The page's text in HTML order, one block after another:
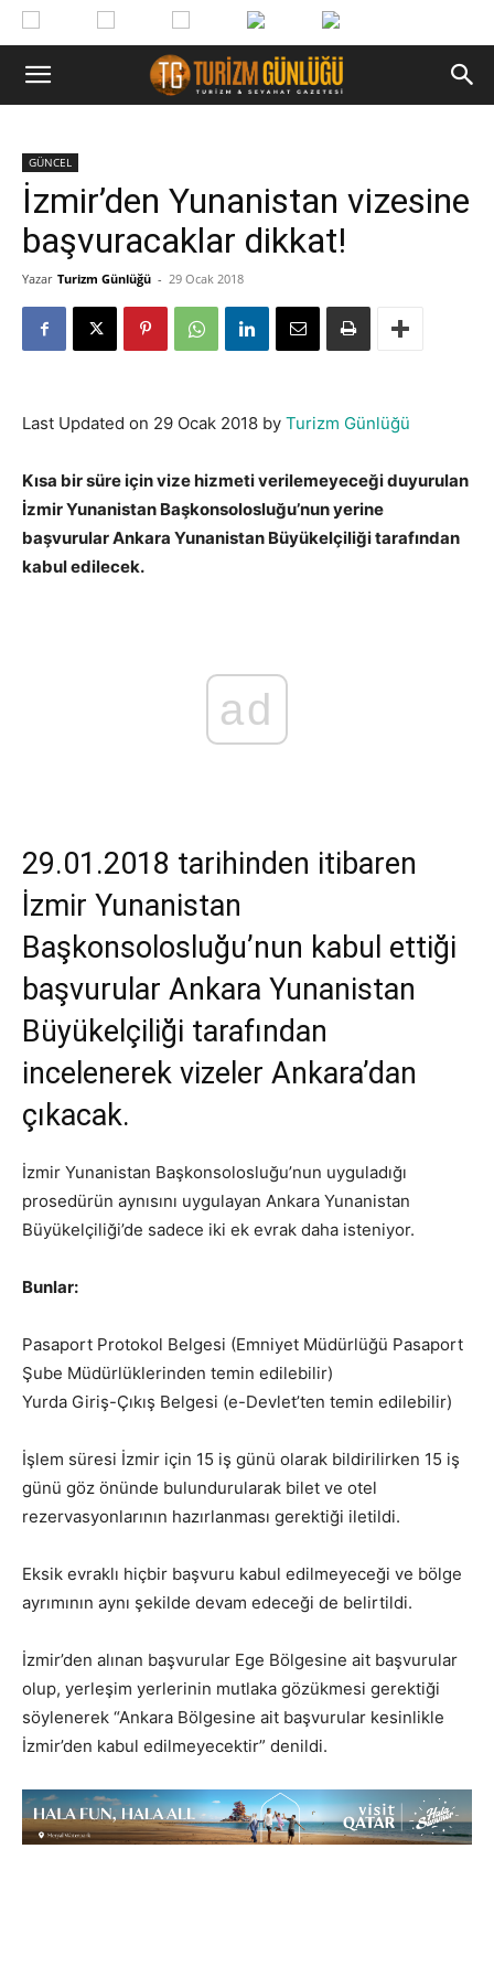
GÜNCEL
İzmir’den Yunanistan vizesine
başvuracaklar dikkat!
Yazar Turizm Günlüğü - 29 Ocak 2018
Last Updated on 29 Ocak 2018 by Turizm Günlüğü
Kısa bir süre için vize hizmeti verilemeyeceği duyurulan
İzmir Yunanistan Başkonsolosluğu’nun yerine
başvurular Ankara Yunanistan Büyükelçiliği tarafından
kabul edilecek.
ad
29.01.2018 tarihinden itibaren
İzmir Yunanistan
Başkonsolosluğu’nun kabul ettiği
başvurular Ankara Yunanistan
Büyükelçiliği tarafından
incelenerek vizeler Ankara’dan
çıkacak.
İzmir Yunanistan Başkonsolosluğu’nun uyguladığı
prosedürün aynısını uygulayan Ankara Yunanistan
Büyükelçiliği’de sadece iki ek evrak daha isteniyor.
Bunlar:
Pasaport Protokol Belgesi (Emniyet Müdürlüğü Pasaport
Şube Müdürlüklerinden temin edilebilir)
Yurda Giriş-Çıkış Belgesi (e-Devlet’ten temin edilebilir)
İşlem süresi İzmir için 15 iş günü olarak bildirilirken 15 iş
günü göz önünde bulundurularak bilet ve otel
rezervasyonlarının hazırlanması gerektiği iletildi.
Eksik evraklı hiçbir başvuru kabul edilmeyeceği ve bölge
ayrımının aynı şekilde devam edeceği de belirtildi.
İzmir’den alınan başvurular Ege Bölgesine ait başvurular
olup, yerleşim yerlerinin mutlaka gözükmesi gerektiği
söylenerek “Ankara Bölgesine ait başvurular kesinlikle
İzmir’den kabul edilmeyecektir” denildi.